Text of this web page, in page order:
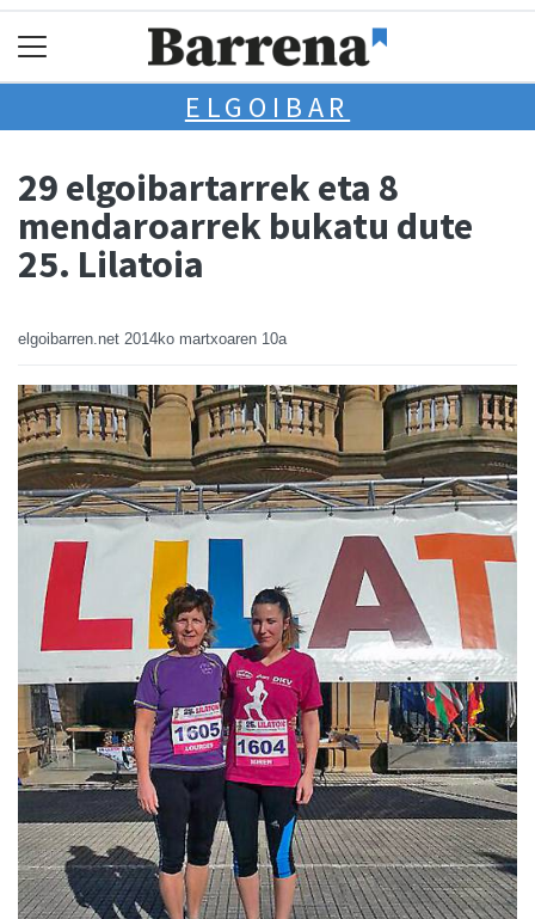
ELGOIBAR
29 elgoibartarrek eta 8
mendaroarrek bukatu dute
25. Lilatoia
elgoibarren.net 2014ko martxoaren 10a